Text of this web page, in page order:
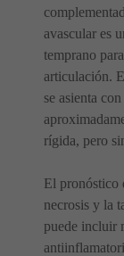
avascular es
temprano
articulación.
se asienta
rígida, pero
El pronóstico
necrosis y la
puede incluir